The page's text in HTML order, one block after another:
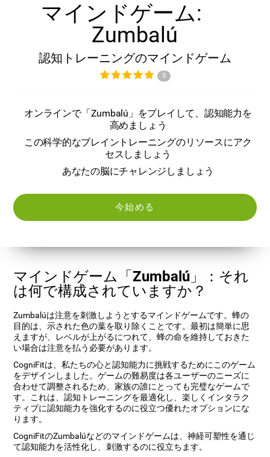
マインドゲーム:
Zumbalú
認知トレーニングのマインドゲーム
5
オンラインで「Zumbalú」をプレイして、認知能力を
高めましょう
この科学的なブレイントレーニングのリソースにアク
セスしましょう
あなたの脳にチャレンジしましょう
今始める
マインドゲーム「Zumbalú」：それ
は何で構成されていますか？
Zumbalúは注意を刺激しようとするマインドゲームです。蜂の
目的は、示された色の葉を取り除くことです。最初は簡単に思
えますが、レベルが上がるにつれて、蜂の命を維持しておきた
い場合は注意を払う必要があります。
CogniFitは、私たちの心と認知能力に挑戦するためにこのゲーム
をデザインしました。ゲームの難易度は各ユーザーのニーズに
合わせて調整されるため、家族の誰にとっても完璧なゲームで
す。これは、認知トレーニングを最適化し、楽しくインタラク
ティブに認知能力を強化するのに役立つ優れたオプションにな
ります。
CogniFitのZumbalúなどのマインドゲームは、神経可塑性を通じ
て認知能力を活性化し、刺激するのに役立ちます。